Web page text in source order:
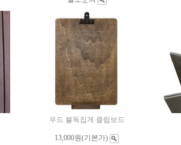
우드 불독집게 클립보드
13,000원(기본가)